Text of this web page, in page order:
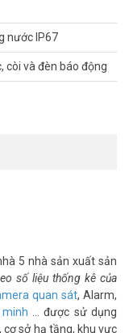
sáng(BLC / HLC /
bằng cảm biến PIR
động giả, phân
ngoại thông minh
có gì mới?
mới nhất, quý
– (028) 35 166 166
nước IP67
còi và đèn báo động
5 nhà sản xuất sản
số liệu thống kê của
quan sát, Alarm,
… được sử dụng
sở hạ tầng, khu vực